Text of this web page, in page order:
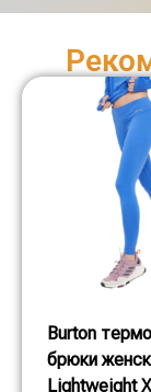
Burton
брюки
Lightweight X